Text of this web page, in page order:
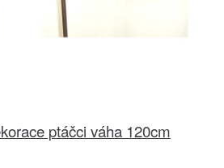
ptáčci váha 120cm